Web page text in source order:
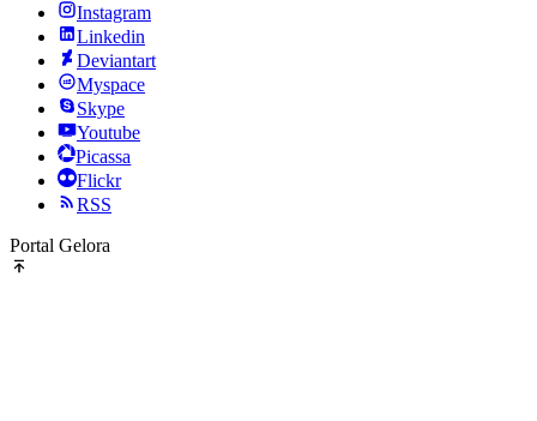
Instagram
Linkedin
Deviantart
Myspace
Skype
Youtube
Picassa
Flickr
RSS
Portal Gelora